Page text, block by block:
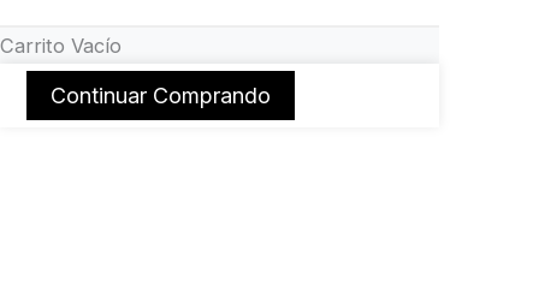
Carrito Vacío
Continuar Comprando